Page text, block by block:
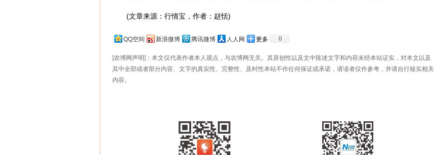
(文章来源：行情宝，作者：赵恬)
QQ空间 新浪微博 腾讯微博 人人网 更多 0
[农博网声明]：本文仅代表作者本人观点，与农博网无关。其原创性以及文中陈述文字和内容未经本站证实，对本文以及
其中全部或者部分内容、文字的真实性、完整性、及时性本站不作任何保证或承诺，请读者仅作参考，并请自行核实相关
内容。